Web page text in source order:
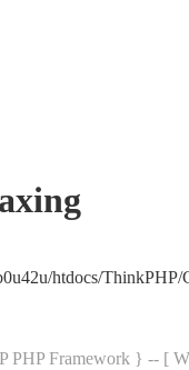
htdocs/
PHP Framework } -- [